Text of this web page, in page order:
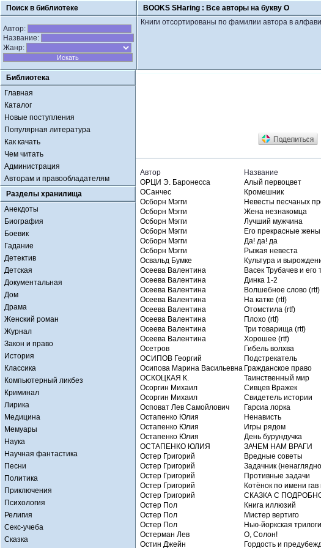
Поиск в библиотеке BOOKS SHaring : Все авторы на букву О
Автор:
Название:
Жанр:
Книги отсортированы по фамилии автора в
Библиотека
Главная
Каталог
Новые поступления
Популярная литература
Как качать
Чем читать
Администрация
Авторам и правообладателям
Разделы хранилища
Анекдоты
Биография
Боевик
Гадание
Детектив
Детская
Документальная
Дом
Драма
Женский роман
Журнал
Закон и право
История
Классика
Компьютерный ликбез
Криминал
Лирика
Медицина
Мемуары
Наука
Научная фантастика
Песни
Политика
Приключения
Психология
Религия
Секс-учеба
Сказка
Автор Название
ОРЦИ Э. Баронесса
Алый первоцвет
ОСанчес
Кромешник
Осборн Мэгги
Невесты песчаных
Осборн Мэгги
Жена незнакомца
Осборн Мэгги
Лучший мужчина
Осборн Мэгги
Его прекрасные жены
Осборн Мэгги
Да! да! да
Осборн Мэгги
Рыжая невеста
Освальд Бумке
Культура и
Осеева Валентина
Васек Трубачев и его
Осеева Валентина
Динка 1-2
Осеева Валентина
Волшебное слово (rtf)
Осеева Валентина
На катке (rtf)
Осеева Валентина
Отомстила (rtf)
Осеева Валентина
Плохо (rtf)
Осеева Валентина
Три товарища (rtf)
Осеева Валентина
Хорошее (rtf)
Осетров
Гибель волхва
ОСИПОВ Георгий
Подстрекатель
Осипова Марина Васильевна Гражданское право
ОСКОЦКАЯ К.
Таинственный мир
Осоргин Михаил
Сивцев Вражек
Осоргин Михаил
Свидетель истории
Осповат Лев Самойлович
Гарсиа лорка
Остапенко Юлия
Ненависть
Остапенко Юлия
Игры рядом
Остапенко Юлия
День бурундучка
ОСТАПЕНКО ЮЛИЯ
ЗАЧЕМ НАМ ВРАГИ
Остер Григорий
Вредные советы
Остер Григорий
Задачник
Остер Григорий
Противные задачи
Остер Григорий
Котёнок по имени
Остер Григорий
СКАЗКА С
Остер Пол
Книга иллюзий
Остер Пол
Мистер вертиго
Остер Пол
Нью-йоркская
Остерман Лев
О, Солон!
Остин Джейн
Гордость и